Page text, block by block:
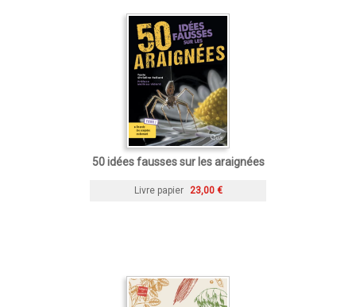
50 idées fausses sur les araignées
Livre papier 23,00 €